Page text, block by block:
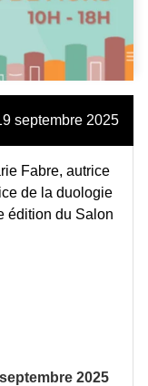
septembre 2025
Fabre, autrice
de la duologie
édition du Salon
2025